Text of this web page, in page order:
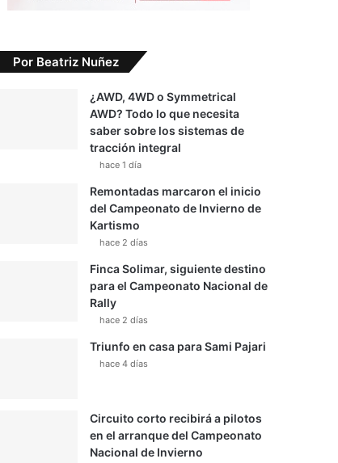
Por Beatriz Nuñez
¿AWD, 4WD o Symmetrical
AWD? Todo lo que necesita
saber sobre los sistemas de
tracción integral
hace 1 día
Remontadas marcaron el inicio
del Campeonato de Invierno de
Kartismo
hace 2 días
Finca Solimar, siguiente destino
para el Campeonato Nacional de
Rally
hace 2 días
Triunfo en casa para Sami Pajari
hace 4 días
Circuito corto recibirá a pilotos
en el arranque del Campeonato
Nacional de Invierno